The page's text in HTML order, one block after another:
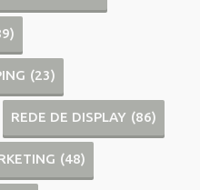
(23)
REDE DE DISPLAY (86)
(48)